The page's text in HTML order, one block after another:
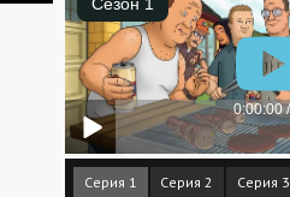
Серия 1 Серия 2 Серия 3